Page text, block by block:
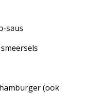
saus
(ook